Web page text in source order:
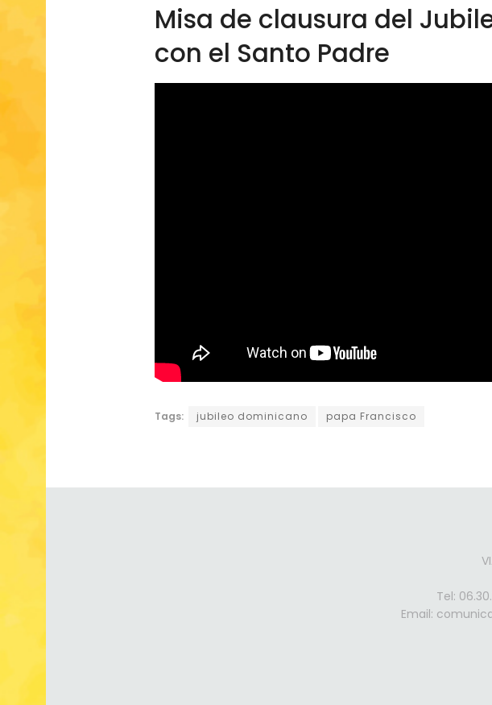
Misa de clausura del
con el Santo Padre
Tags: jubileo dominicano papa Francisco
Tel:
Email: